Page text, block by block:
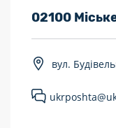
Розклад роботи:
Працюють у
02100
вул.